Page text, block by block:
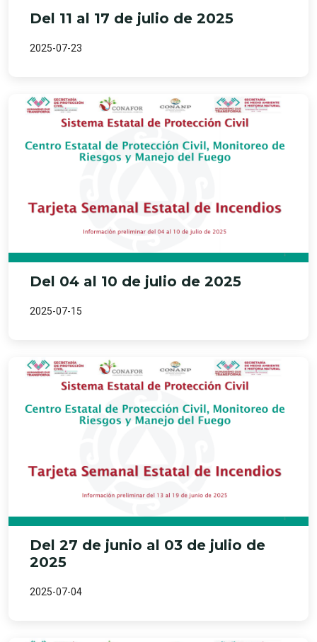
Del 11 al 17 de julio de 2025
2025-07-23
Del 04 al 10 de julio de 2025
2025-07-15
Del 27 de junio al 03 de julio de
2025
2025-07-04